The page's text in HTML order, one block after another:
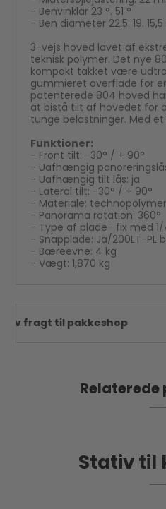
- Benvinklar 23 °. 51 °
- Ben diameter 22.5. 19.
3-vejs hoved lavet af
teknisk polymer. Det nye
kompakt takket være
gummieret overflade for
patenterede 804 hoved
at bistå tilt af hovedet for
tunge belastninger. Med
Funktioner:
- Front tilt: -30° / + 90°
- Uafhængig
- Uafhængig tilt lås: ja
- Lateral tilt: -30° / + 90°
- Materiale: technopolymer
- Panorama rotation: 360°
- Type af plade- fix med
- Snapplade: Ja/200LT-PL
- Bæreevne: 4 kg
- Vægt: 1,870 kg
Godkendt
Stativ til